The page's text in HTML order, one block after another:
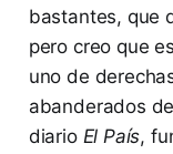
bastantes, que
pero creo que
uno de
abanderados
diario El País,